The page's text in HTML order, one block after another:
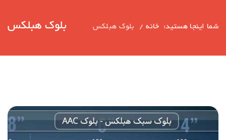
بلوک هبلکس شما اینجا هستید: خانه بلوک هبلکس